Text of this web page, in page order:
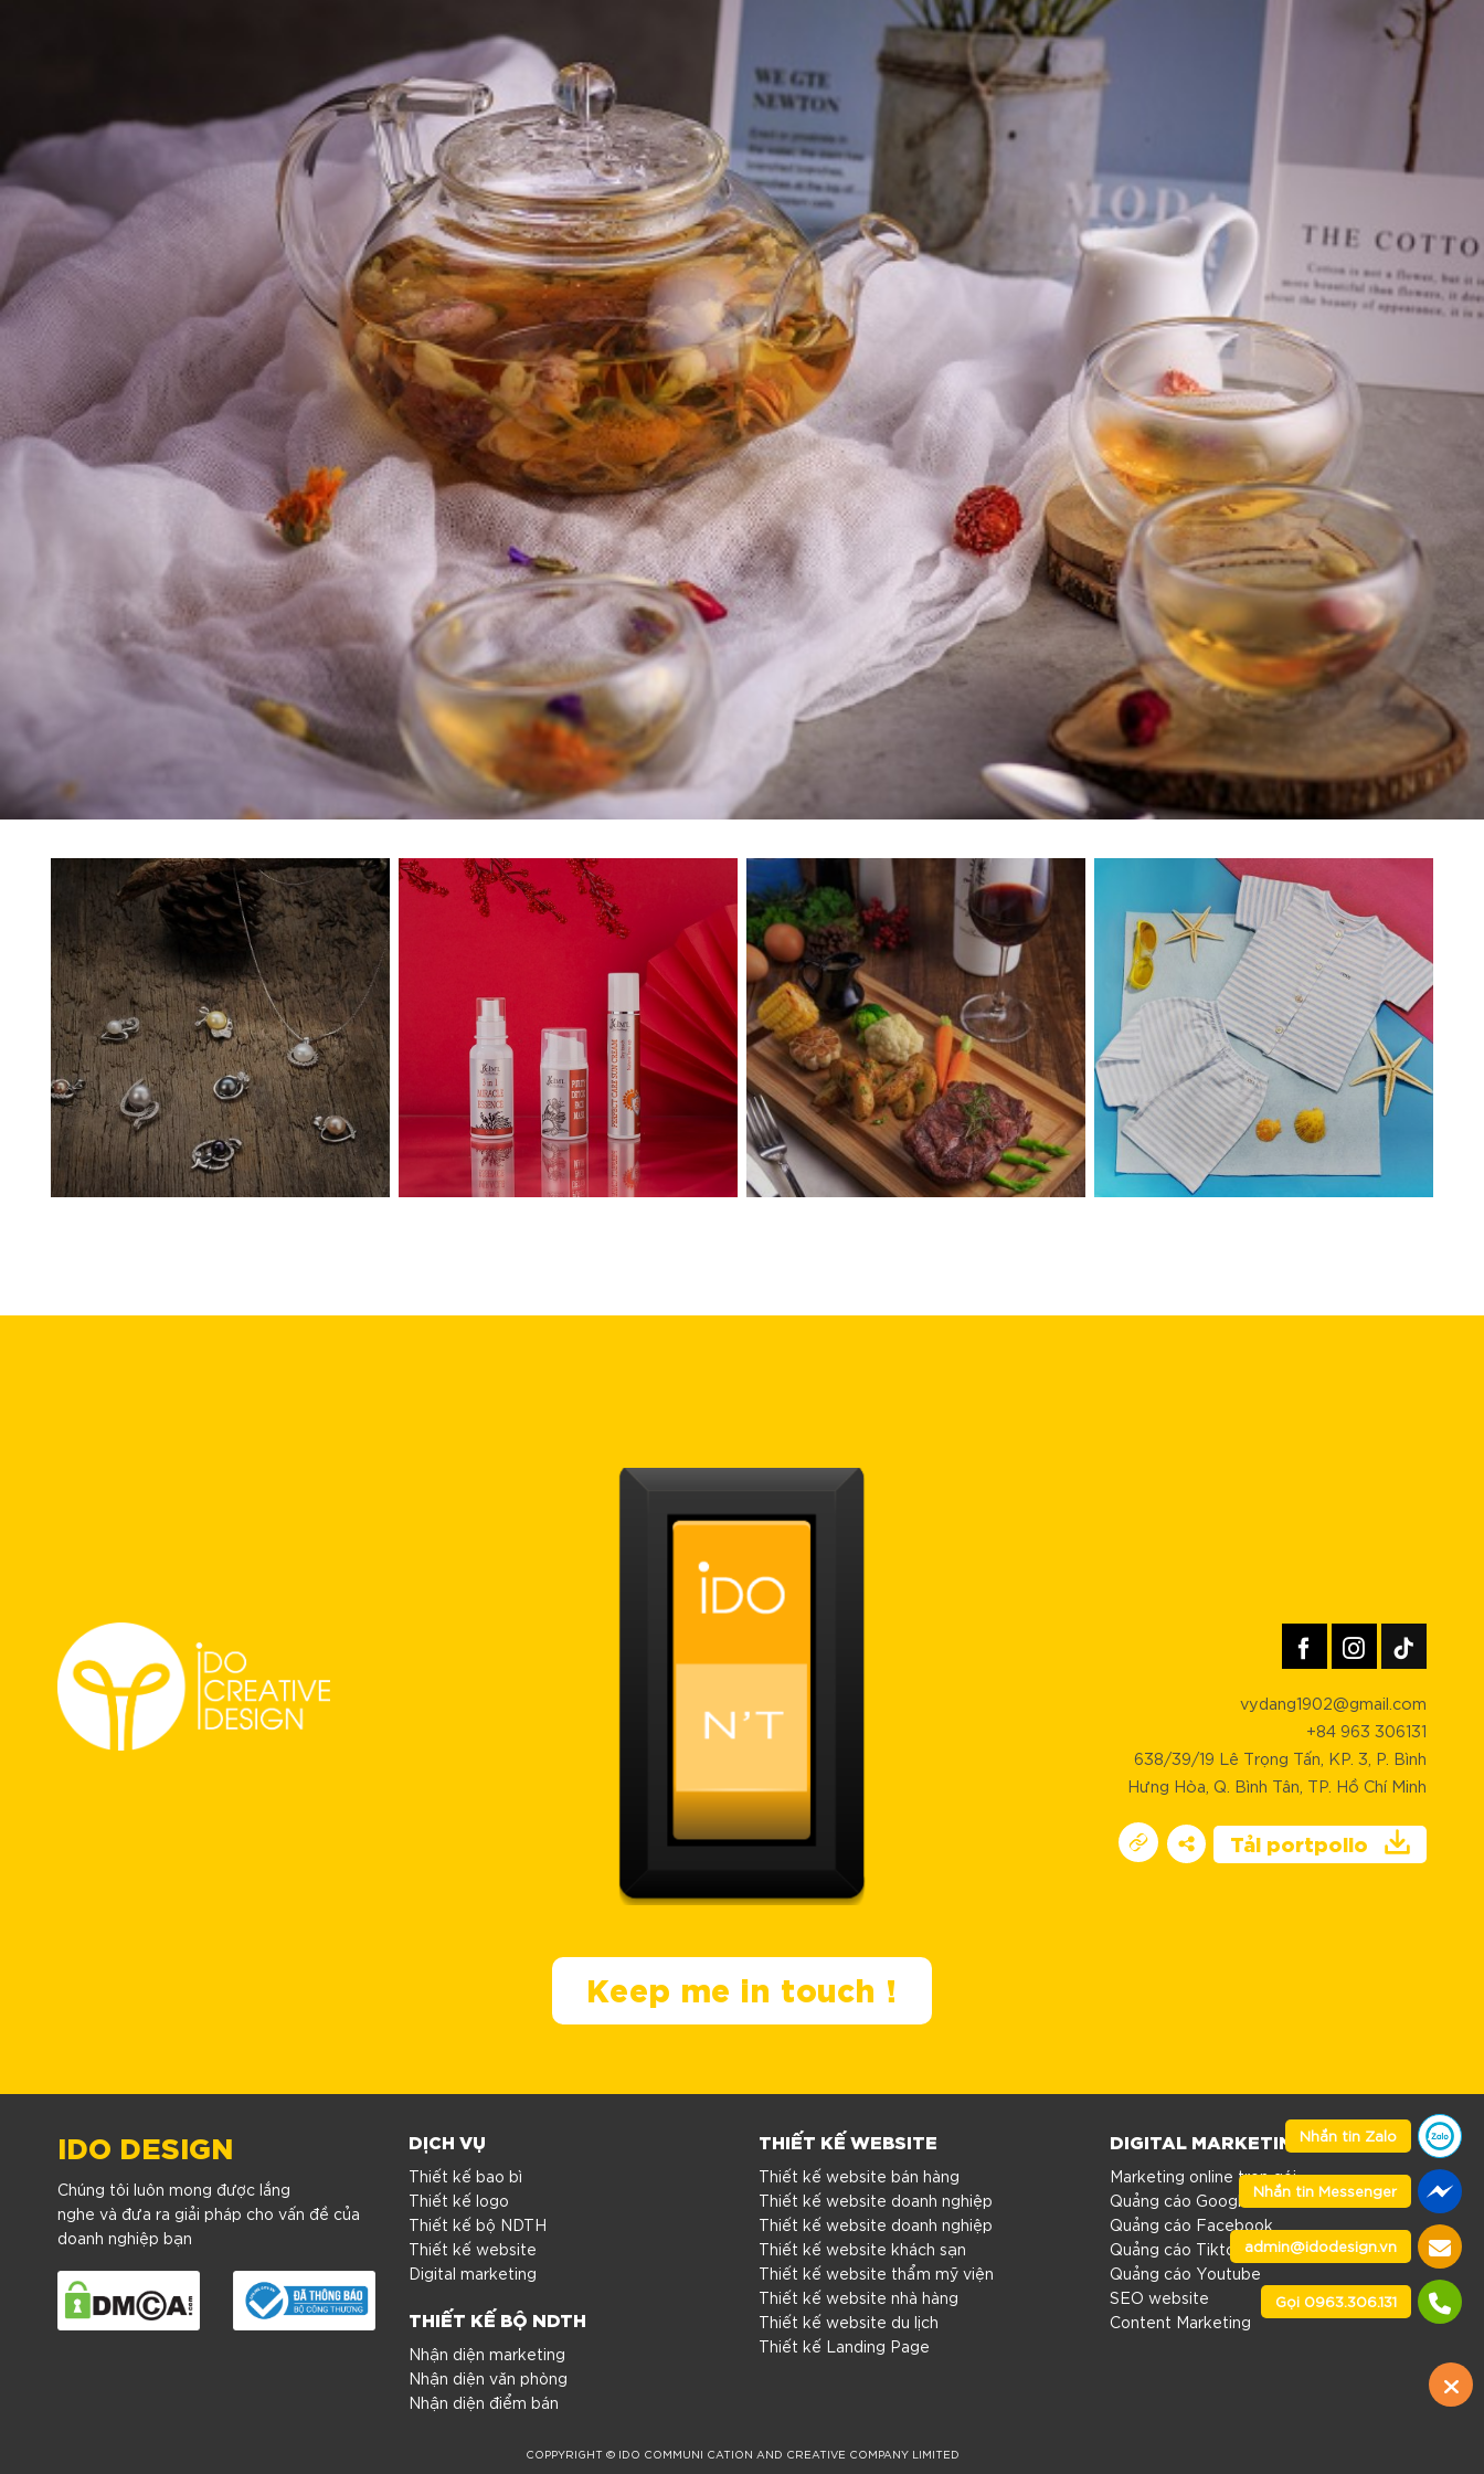
Keep me in touch !
vydang1902@gmail.com
+84 963 306131
638/39/19 Lê Trọng Tấn, KP. 3, P. Bình
Hưng Hòa, Q. Bình Tân, TP. Hồ Chí Minh
Tải portpolio
IDO DESIGN
Chúng tôi luôn mong được lắng
nghe và đưa ra giải pháp cho vấn đề của
doanh nghiệp bạn
DỊCH VỤ
Thiết kế bao bì
Thiết kế logo
Thiết kế bộ NDTH
Thiết kế website
Digital marketing
THIẾT KẾ BỘ NDTH
Nhận diện marketing
Nhận diện văn phòng
Nhận diện điểm bán
THIẾT KẾ WEBSITE
Thiết kế website bán hàng
Thiết kế website doanh nghiệp
Thiết kế website doanh nghiệp
Thiết kế website khách sạn
Thiết kế website thẩm mỹ viện
Thiết kế website nhà hàng
Thiết kế website du lịch
Thiết kế Landing Page
DIGITAL MARKETING
Marketing online trọn gói
Quảng cáo Google
Quảng cáo Facebook
Quảng cáo Tiktok
Quảng cáo Youtube
SEO website
Content Marketing
COPPYRIGHT © IDO COMMUNI CATION AND CREATIVE COMPANY LIMITED
Nhắn tin Zalo
Nhắn tin Messenger
admin@idodesign.vn
Gọi 0963.306.131